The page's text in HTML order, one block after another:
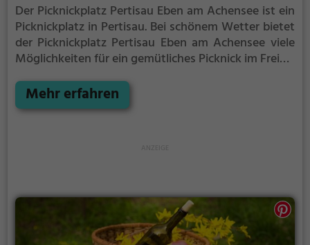
Der Picknickplatz Pertisau Eben am Achensee ist ein
Picknickplatz in Pertisau. Bei schönem Wetter bietet
der Picknickplatz Pertisau Eben am Achensee viele
Möglichkeiten für ein gemütliches Picknick im Freien.
Pause zwischendurch, der Picknickplatz Pertisau
Eben am Achensee ist der perfekte Ort, um die
Mehr erfahren